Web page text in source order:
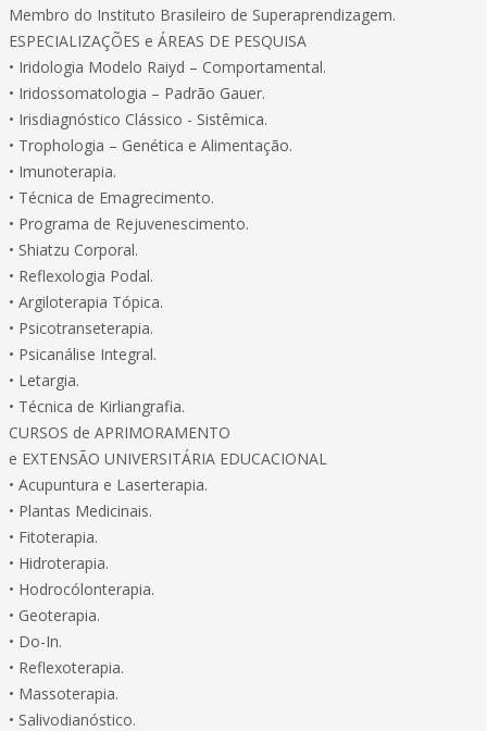
Membro do Instituto Brasileiro de Superaprendizagem.
ESPECIALIZAÇÕES e ÁREAS DE PESQUISA
• Iridologia Modelo Raiyd – Comportamental.
• Iridossomatologia – Padrão Gauer.
• Irisdiagnóstico Clássico - Sistêmica.
• Trophologia – Genética e Alimentação.
• Imunoterapia.
• Técnica de Emagrecimento.
• Programa de Rejuvenescimento.
• Shiatzu Corporal.
• Reflexologia Podal.
• Argiloterapia Tópica.
• Psicotranseterapia.
• Psicanálise Integral.
• Letargia.
• Técnica de Kirliangrafia.
CURSOS de APRIMORAMENTO
e EXTENSÃO UNIVERSITÁRIA EDUCACIONAL
• Acupuntura e Laserterapia.
• Plantas Medicinais.
• Fitoterapia.
• Hidroterapia.
• Hodrocólonterapia.
• Geoterapia.
• Do-In.
• Reflexoterapia.
• Massoterapia.
• Salivodianóstico.